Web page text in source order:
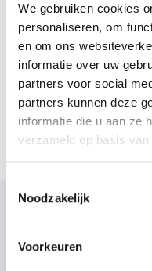
We gebruiken cookies
personaliseren, om
en om ons
informatie over uw
partners voor social
partners kunnen deze
informatie die u aan ze
verzameld op basis
Noodzakelijk
Voorkeuren
FUNCTIE
Functie titel
Naar overzicht